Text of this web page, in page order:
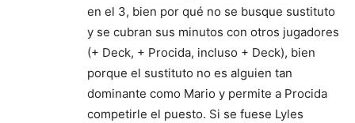
en el 3, bien por qué no se busque sustituto
y se cubran sus minutos con otros jugadores
(+ Deck, + Procida, incluso + Deck), bien
porque el sustituto no es alguien tan
dominante como Mario y permite a Procida
competirle el puesto. Si se fuese Lyles